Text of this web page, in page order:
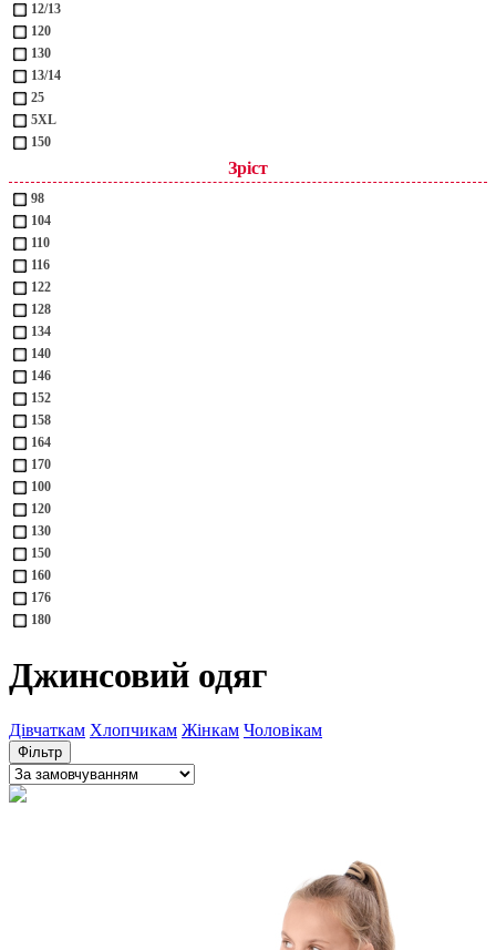
12/13
120
130
13/14
25
5XL
150
Зріст
98
104
110
116
122
128
134
140
146
152
158
164
170
100
120
130
150
160
176
180
Джинсовий одяг
Дівчаткам Хлопчикам Жінкам Чоловікам
Фільтр